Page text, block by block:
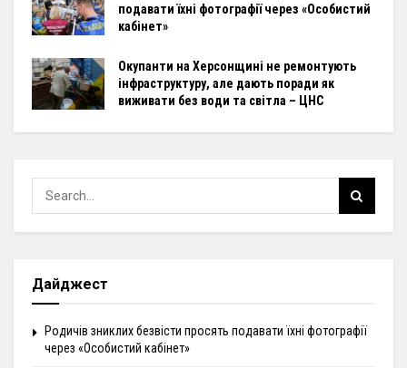
подавати їхні фотографії через «Особистий
кабінет»
Окупанти на Херсонщині не ремонтують
інфраструктуру, але дають поради як
виживати без води та світла – ЦНС
Дайджест
Родичів зниклих безвісти просять подавати їхні фотографії
через «Особистий кабінет»